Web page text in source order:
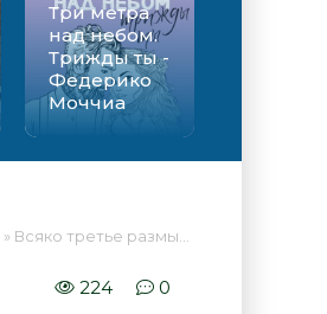
Три метра
над небом.
Трижды ты -
Федерико
Моччиа
» Всяко третье размышленье - Джон Барт 📕 - Книга онлайн бесплатно
224 0